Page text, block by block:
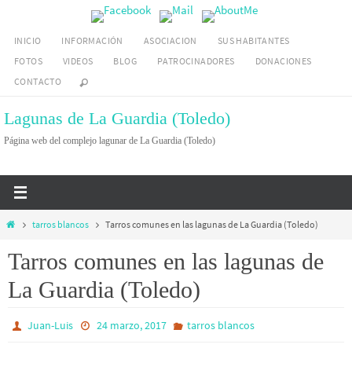
contenido
INICIO INFORMACIÓN ASOCIACION
SUS HABITANTES
FOTOS
VIDEOS BLOG PATROCINADORES
DONACIONES
CONTACTO
Lagunas de La Guardia (Toledo)
Página web del complejo lagunar de La Guardia (Toledo)
Iniciotarros blancos Tarros comunes en las lagunas de La Guardia (Toledo)
Tarros comunes en las lagunas de
La Guardia (Toledo)
Juan-Luis 24 marzo, 2017 tarros blancos